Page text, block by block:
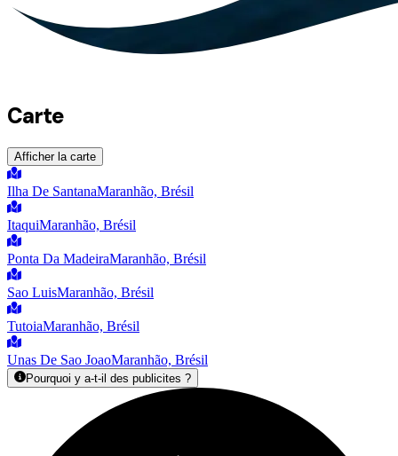
Carte
Afficher la carte
Ilha De SantanaMaranhão, Brésil
ItaquiMaranhão, Brésil
Ponta Da MadeiraMaranhão, Brésil
Sao LuisMaranhão, Brésil
TutoiaMaranhão, Brésil
Unas De Sao JoaoMaranhão, Brésil
Pourquoi y a-t-il des publicites ?